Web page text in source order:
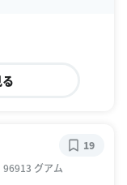
グアム
19